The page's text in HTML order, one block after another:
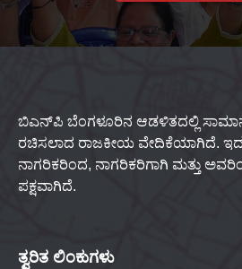
ಬಿಎನ್‌ಪಿ ಬೆಂಗಳೂರಿನ ಆಡಳಿತದಲ್ಲಿ
ರಚಿಸಲಾದ ರಾಜಕೀಯ ವೇದಿಕೆಯಾಗಿದೆ.
ನಾಗರಿಕರಿಂದ, ನಾಗರಿಕರಿಗಾಗಿ ಮತ್ತು
ಪಕ್ಷವಾಗಿದೆ.
ತ್ವರಿತ ಲಿಂಕುಗಳು